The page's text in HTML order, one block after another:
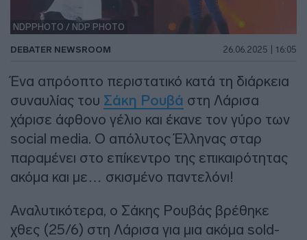
NDPPHOTO / NDP PHOTO
DEBATER NEWSROOM 26.06.2025 | 16:05
Ένα απρόοπτο περιστατικό κατά τη διάρκεια
συναυλίας του Σάκη Ρουβά στη Λάρισα
χάρισε άφθονο γέλιο και έκανε τον γύρο των
social media. Ο απόλυτος Έλληνας σταρ
παραμένει στο επίκεντρο της επικαιρότητας
ακόμα και με… σκισμένο παντελόνι!
Αναλυτικότερα, ο Σάκης Ρουβάς βρέθηκε
χθες (25/6) στη Λάρισα για μια ακόμα sold-